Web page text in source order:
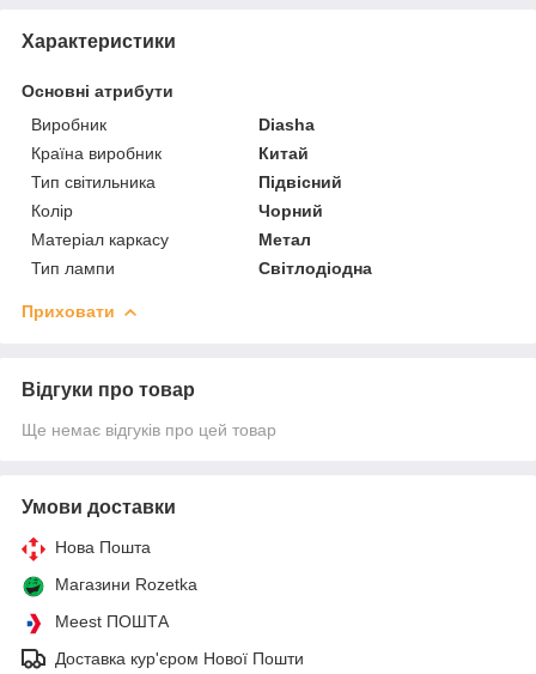
Характеристики
Основні атрибути
Виробник
Diasha
Країна виробник
Китай
Тип світильника
Підвісний
Колір
Чорний
Матеріал каркасу
Метал
Тип лампи
Світлодіодна
Приховати
Відгуки про товар
Ще немає відгуків про цей товар
Умови доставки
Нова Пошта
Магазини Rozetka
Meest ПОШТА
Доставка кур'єром Нової Пошти